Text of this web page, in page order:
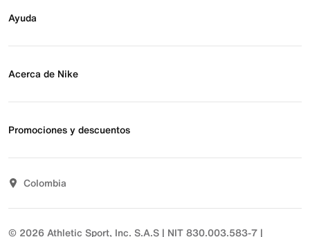
Regístrate para recibir correos
Ayuda
Preguntas frecuentes
Devoluciones
Comunicate con nosotros
Acerca de Nike
Noticias
Sostenibilidad
Promociones y descuentos
T&C actividades comerciales
Colombia
© 2026 Athletic Sport, Inc. S.A.S | NIT 830.003.583-7 |